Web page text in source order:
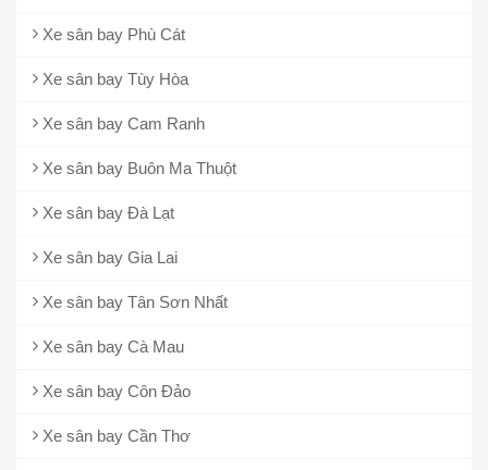
Xe sân bay Phù Cát
Xe sân bay Tùy Hòa
Xe sân bay Cam Ranh
Xe sân bay Buôn Ma Thuột
Xe sân bay Đà Lạt
Xe sân bay Gia Lai
Xe sân bay Tân Sơn Nhất
Xe sân bay Cà Mau
Xe sân bay Côn Đảo
Xe sân bay Cần Thơ